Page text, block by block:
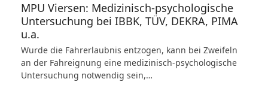
MPU Viersen: Medizinisch-psychologische
Untersuchung bei IBBK, TÜV, DEKRA, PIMA
u.a.
Wurde die Fahrerlaubnis entzogen, kann bei Zweifeln
an der Fahreignung eine medizinisch-psychologische
Untersuchung notwendig sein,…